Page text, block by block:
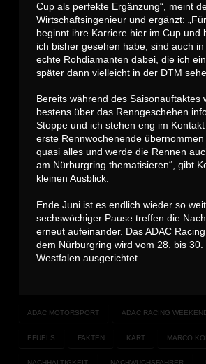
Cup als perfekte Ergänzung“, meint
Wirtschaftsingenieur und ergänzt:
beginnt ihre Karriere hier im Cup und
ich bisher gesehen habe, sind auch
echte Rohdiamanten dabei, die ich
später dann vielleicht in der DTM
Bereits während des Saisonauftaktes
bestens über das Renngeschehen
Stoppe und ich stehen eng im
erste Rennwochenende
quasi alles und werde die Rennen
am Nürburgring thematisieren“, gibt
kleinen Ausblick.
Ende Juni ist es endlich wieder so
sechswöchiger Pause treffen die
erneut aufeinander. Das ADAC
dem Nürburgring wird vom 28. bis 30.
Westfalen ausgerichtet.
ADAC MOTORSPORT ADAC RACING
EFUELS FAKTEN KART MARCO
NACHHALTIGKEIT NACHWUCHSFAHRER